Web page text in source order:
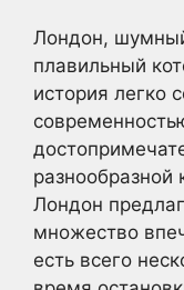
Лондон,
плавильный
история легко
разнообразной
Лондон
множество
есть всего